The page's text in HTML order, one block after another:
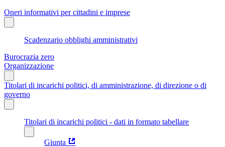
Oneri informativi per cittadini e imprese
Scadenzario obblighi amministrativi
Burocrazia zero
Organizzazione
Titolari di incarichi politici, di amministrazione, di direzione o di
governo
Titolari di incarichi politici - dati in formato tabellare
Giunta